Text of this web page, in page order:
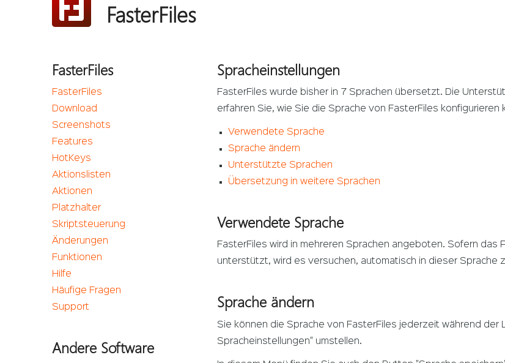
FasterFiles
FasterFiles
FasterFiles
Download
Screenshots
Features
HotKeys
Aktionslisten
Aktionen
Platzhalter
Skriptsteuerung
Änderungen
Funktionen
Hilfe
Häufige Fragen
Support
Andere Software
Spracheinstellungen
FasterFiles wurde bisher in 7 Sprachen übersetzt. Die
erfahren Sie, wie Sie die Sprache von FasterFiles
Verwendete Sprache
Sprache ändern
Unterstützte Sprachen
Übersetzung in weitere Sprachen
Verwendete Sprache
FasterFiles wird in mehreren Sprachen angeboten. Sofern
unterstützt, wird es versuchen, automatisch in dieser Sprache
Sprache ändern
Sie können die Sprache von FasterFiles jederzeit während der
Spracheinstellungen" umstellen.